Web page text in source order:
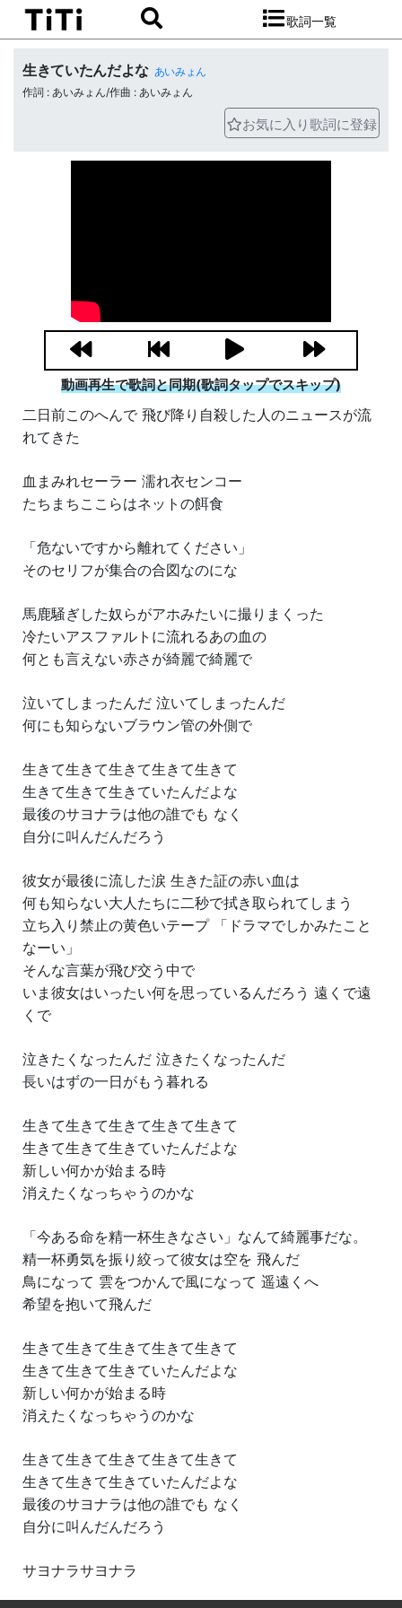
歌詞一覧
生きていたんだよな あいみょん
作詞 : あいみょん/作曲 : あいみょん
お気に入り歌詞に登録
動画再生で歌詞と同期(歌詞タップでスキップ)
二日前このへんで 飛び降り自殺した人のニュースが流
れてきた
血まみれセーラー 濡れ衣センコー
たちまちここらはネットの餌食
「危ないですから離れてください」
そのセリフが集合の合図なのにな
馬鹿騒ぎした奴らがアホみたいに撮りまくった
冷たいアスファルトに流れるあの血の
何とも言えない赤さが綺麗で綺麗で
泣いてしまったんだ 泣いてしまったんだ
何にも知らないブラウン管の外側で
生きて生きて生きて生きて生きて
生きて生きて生きていたんだよな
最後のサヨナラは他の誰でも なく
自分に叫んだんだろう
彼女が最後に流した涙 生きた証の赤い血は
何も知らない大人たちに二秒で拭き取られてしまう
立ち入り禁止の黄色いテープ 「ドラマでしかみたこと
なーい」
そんな言葉が飛び交う中で
いま彼女はいったい何を思っているんだろう 遠くで遠
くで
泣きたくなったんだ 泣きたくなったんだ
長いはずの一日がもう暮れる
生きて生きて生きて生きて生きて
生きて生きて生きていたんだよな
新しい何かが始まる時
消えたくなっちゃうのかな
「今ある命を精一杯生きなさい」なんて綺麗事だな。
精一杯勇気を振り絞って彼女は空を 飛んだ
鳥になって 雲をつかんで風になって 遥遠くへ
希望を抱いて飛んだ
生きて生きて生きて生きて生きて
生きて生きて生きていたんだよな
新しい何かが始まる時
消えたくなっちゃうのかな
生きて生きて生きて生きて生きて
生きて生きて生きていたんだよな
最後のサヨナラは他の誰でも なく
自分に叫んだんだろう
サヨナラサヨナラ